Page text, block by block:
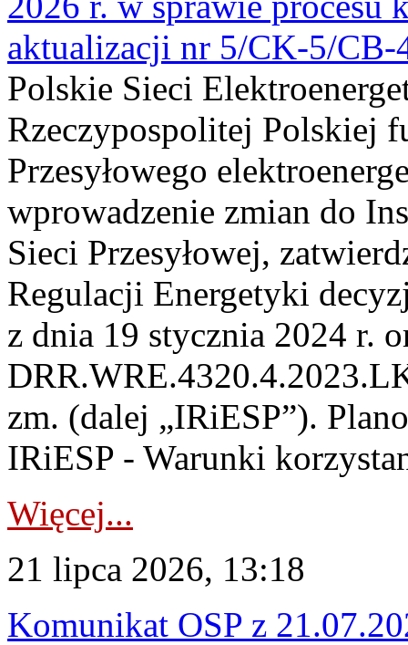
aktualizacji nr 5/CK-5/CB-
Polskie Sieci
Rzeczypospolitej Polskiej
Przesyłowego
wprowadzenie zmian do
Sieci Przesyłowej,
Regulacji Energetyki
z dnia 19 stycznia 2024 r.
zm. (dalej „IRiESP”).
IRiESP - Warunki
Więcej...
21 lipca 2026, 13:18
Komunikat OSP z